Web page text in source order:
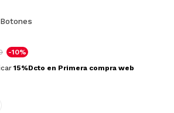
-10%
15%Dcto en Primera compra web